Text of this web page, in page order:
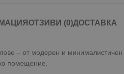
ОТЗИВИ (0)ДОСТАВКА
– от модерен и минималистичен
помещение.